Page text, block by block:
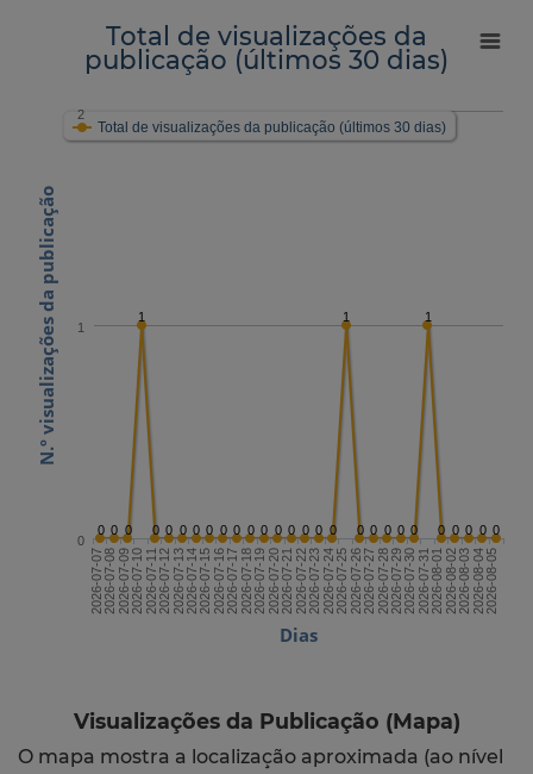
Dias
N.º visualizações da publicação
Total de visualizações da
publicação (últimos 30 dias)
0 0 0
1
0 0 0 0 0 0 0 0 0 0 0 0 0 0
1
0 0 0 0 0
1
0 0 0 0 0
Total de visualizações da publicação (últimos 30 dias)
2026-07-072026-07-082026-07-092026-07-102026-07-112026-07-122026-07-132026-07-142026-07-152026-07-162026-07-172026-07-182026-07-192026-07-202026-07-212026-07-222026-07-232026-07-242026-07-252026-07-262026-07-272026-07-282026-07-292026-07-302026-07-312026-08-012026-08-022026-08-032026-08-042026-08-05
0
1
2
Visualizações da Publicação (Mapa)
O mapa mostra a localização aproximada (ao nível